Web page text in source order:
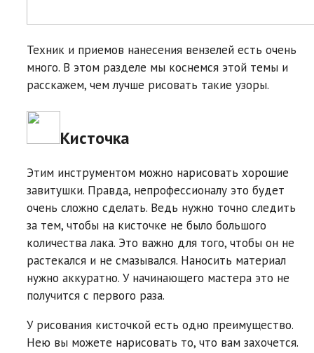
Техник и приемов нанесения вензелей есть очень
много. В этом разделе мы коснемся этой темы и
расскажем, чем лучше рисовать такие узоры.
Кисточка
Этим инструментом можно нарисовать хорошие
завитушки. Правда, непрофессионалу это будет
очень сложно сделать. Ведь нужно точно следить
за тем, чтобы на кисточке не было большого
количества лака. Это важно для того, чтобы он не
растекался и не смазывался. Наносить материал
нужно аккуратно. У начинающего мастера это не
получится с первого раза.
У рисования кисточкой есть одно преимущество.
Нею вы можете нарисовать то, что вам захочется.